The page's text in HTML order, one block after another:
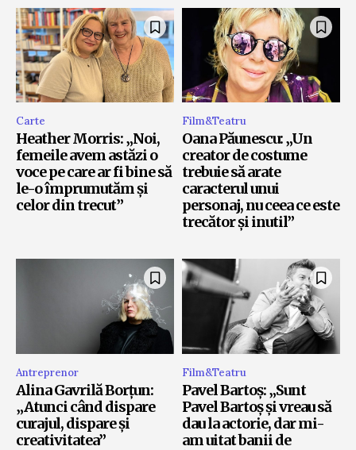
Carte
Heather Morris: „Noi,
femeile avem astăzi o
voce pe care ar fi bine să
le-o împrumutăm și
celor din trecut”
Film&Teatru
Oana Păunescu: „Un
creator de costume
trebuie să arate
caracterul unui
personaj, nu ceea ce este
trecător și inutil”
Antreprenor
Alina Gavrilă Borțun:
„Atunci când dispare
curajul, dispare și
creativitatea”
Film&Teatru
Pavel Bartoș: „Sunt
Pavel Bartoș și vreau să
dau la actorie, dar mi-
am uitat banii de